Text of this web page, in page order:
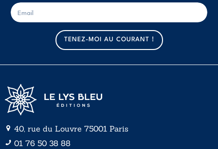
m
a
i
l
E
-
m
TENEZ-MOI AU COURANT !
40, rue du Louvre 75001 Paris
01 76 50 38 88